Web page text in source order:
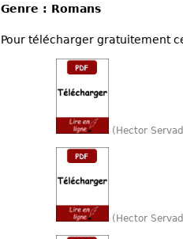
Genre : Romans
Pour télécharger gratuitement
(Hector
(Hector